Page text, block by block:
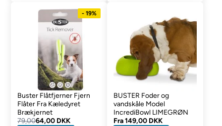
- 19%
Buster Flåtfjerner Fjern
Flåter Fra Kæledyret
Brækjernet
79,0064,00 DKK
BUSTER Foder og
vandskåle Model
IncrediBowl LIMEGRØN
Fra149,00 DKK